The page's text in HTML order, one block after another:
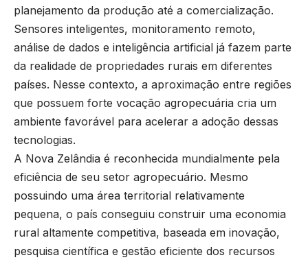
planejamento da produção até a comercialização.
Sensores inteligentes, monitoramento remoto,
análise de dados e inteligência artificial já fazem parte
da realidade de propriedades rurais em diferentes
países. Nesse contexto, a aproximação entre regiões
que possuem forte vocação agropecuária cria um
ambiente favorável para acelerar a adoção dessas
tecnologias.
A Nova Zelândia é reconhecida mundialmente pela
eficiência de seu setor agropecuário. Mesmo
possuindo uma área territorial relativamente
pequena, o país conseguiu construir uma economia
rural altamente competitiva, baseada em inovação,
pesquisa científica e gestão eficiente dos recursos